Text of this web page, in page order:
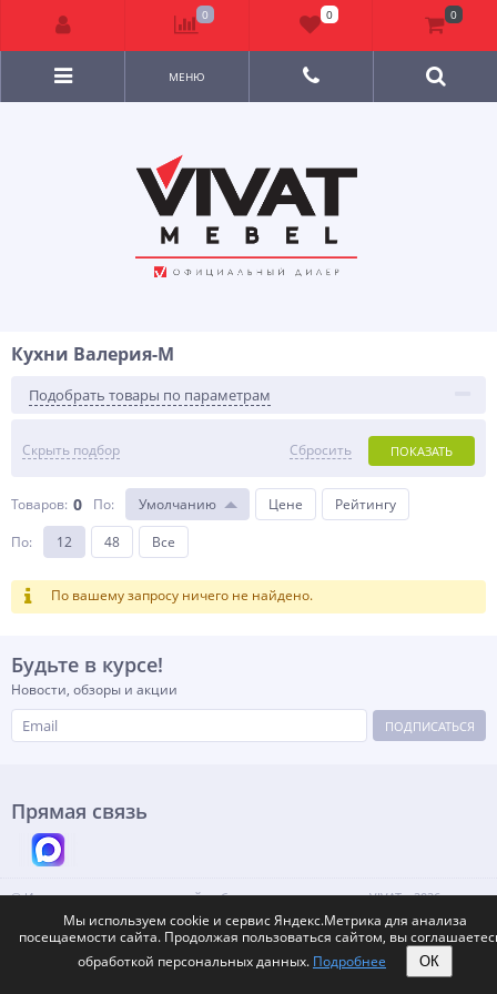
МЕНЮ
Кухни Валерия-М
Подобрать товары по параметрам
Скрыть подбор ПОКАЗАТЬ
Сбросить
Товаров: 0 По: Умолчанию Цене
Рейтингу
По: 12 48 Все
По вашему запросу ничего не найдено.
Будьте в курсе!
Новости, обзоры и акции
ПОДПИСАТЬСЯ
Прямая связь
© Интернет-каталог модульной мебели от производителя «VIVAT», 2026
Россия, Москва, Нижний Новгород.
Контакты Карта сайта Max Telegram
0 0 0
Мы используем cookie и сервис Яндекс.Метрика для анализа
посещаемости сайта. Продолжая пользоваться сайтом, вы
обработкой персональных данных. Подробнее ОК